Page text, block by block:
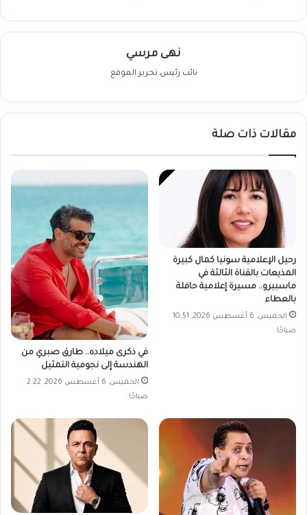
نهى مرسي
نائب رئيس تحرير الموقع
مقالات ذات صلة
رحيل الإعلامية سونيا كمال كبيرة
المذيعات بالقناة الثالثة في
ماسبيرو.. مسيرة إعلامية حافلة
بالعطاء
الخميس, 6 أغسطس 2026, 10:51
صباحًا
في ذكرى ميلاده.. طارق صبري من
الهندسة إلى نجومية التمثيل
الخميس, 6 أغسطس 2026, 2:22
صباحًا